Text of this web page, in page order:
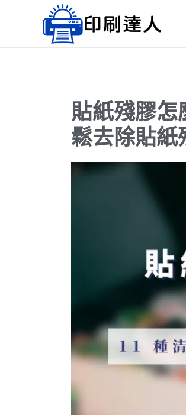
貼紙殘膠怎
鬆去除貼紙